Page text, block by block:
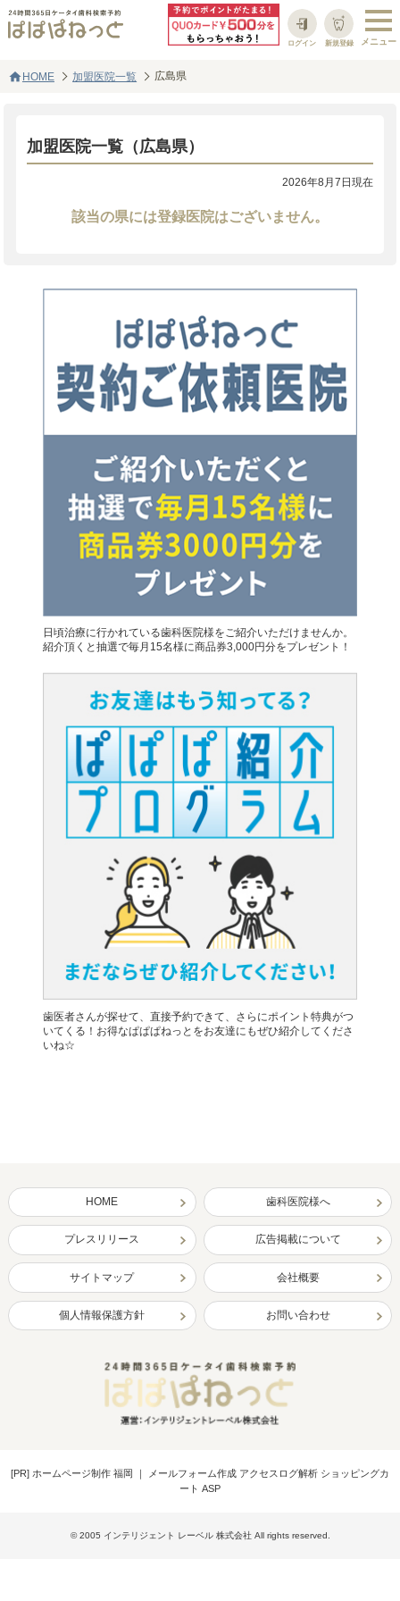
新規登録
ログイン
homeHOME 加盟医院一覧 広島県
加盟医院一覧（広島県）
2026年8月7日現在
該当の県には登録医院はございません。
日頃治療に行かれている歯科医院様をご紹介いただけませんか。
紹介頂くと抽選で毎月15名様に商品券3,000円分をプレゼント！
歯医者さんが探せて、直接予約できて、さらにポイント特典がつ
いてくる！お得なぱぱぱねっとをお友達にもぜひ紹介してくださ
いね☆
HOME 歯科医院様へ
プレスリリース 広告掲載について
サイトマップ 会社概要
個人情報保護方針 お問い合わせ
[PR] ホームページ制作 福岡 ｜
メールフォーム作成 アクセスログ解析 ショッピングカ
ート ASP
© 2005 インテリジェント レーベル 株式会社 All rights reserved.